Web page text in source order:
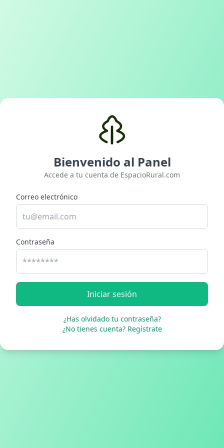
Bienvenido al Panel
Accede a tu cuenta de EspacioRural.com
Correo electrónico
Contraseña
Iniciar sesión
¿Has olvidado tu contraseña?
¿No tienes cuenta? Regístrate